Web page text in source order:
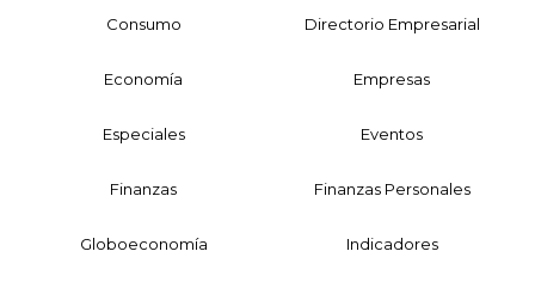
Consumo Directorio Empresarial
Economía Empresas
Especiales Eventos
Finanzas Finanzas Personales
Globoeconomía Indicadores